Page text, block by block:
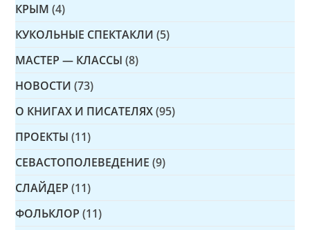
КРЫМ (4)
КУКОЛЬНЫЕ СПЕКТАКЛИ (5)
МАСТЕР — КЛАССЫ (8)
НОВОСТИ (73)
О КНИГАХ И ПИСАТЕЛЯХ (95)
ПРОЕКТЫ (11)
СЕВАСТОПОЛЕВЕДЕНИЕ (9)
СЛАЙДЕР (11)
ФОЛЬКЛОР (11)